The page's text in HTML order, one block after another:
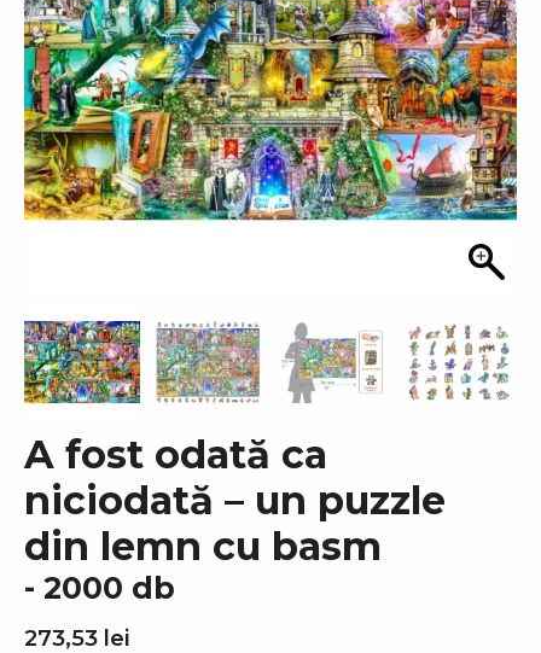
A fost odată ca
niciodată – un puzzle
din lemn cu basm
- 2000 db
273,53 lei